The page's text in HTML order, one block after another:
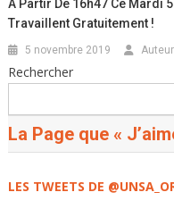
À Partir De 16h47 Ce Mardi
Travaillent Gratuitement !
5 novembre 2019
Rechercher
La Page que «
LES TWEETS DE